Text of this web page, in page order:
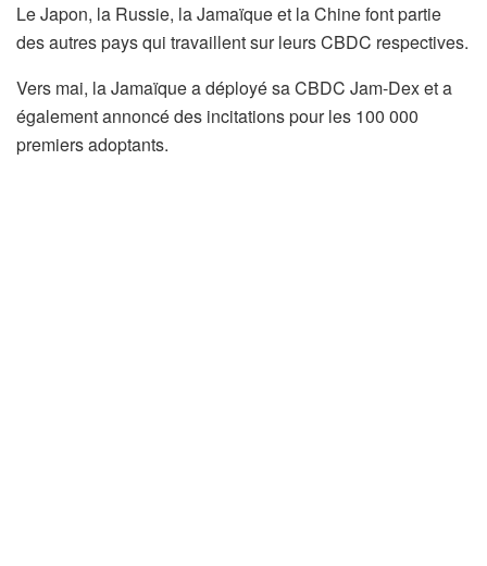
Le Japon, la Russie, la Jamaïque et la Chine font partie
des autres pays qui travaillent sur leurs CBDC respectives.
Vers mai, la Jamaïque a déployé sa CBDC Jam-Dex et a
également annoncé des incitations pour les 100 000
premiers adoptants.